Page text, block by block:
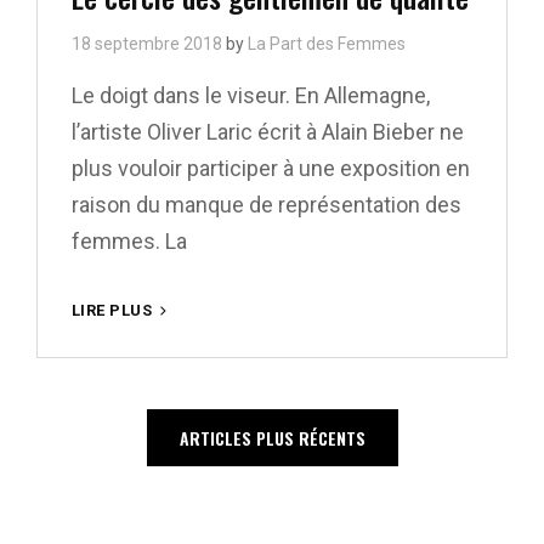
18 septembre 2018 by La Part des Femmes
Le doigt dans le viseur. En Allemagne,
l’artiste Oliver Laric écrit à Alain Bieber ne
plus vouloir participer à une exposition en
raison du manque de représentation des
femmes. La
LIRE PLUS
DES
DE
QUALITÉ
ARTICLES PLUS RÉCENTS